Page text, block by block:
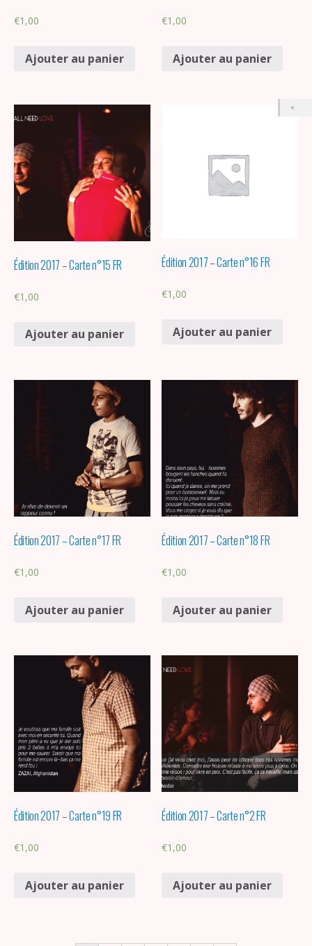
€1,00
Ajouter au panier
€1,00
Ajouter au panier
Édition 2017 – Carte n°15 FR
€1,00
Ajouter au panier
Édition 2017 – Carte n°16 FR
€1,00
Ajouter au panier
Édition 2017 – Carte n°17 FR
€1,00
Ajouter au panier
Édition 2017 – Carte n°18 FR
€1,00
Ajouter au panier
Édition 2017 – Carte n°19 FR
€1,00
Ajouter au panier
Édition 2017 – Carte n°2 FR
€1,00
Ajouter au panier